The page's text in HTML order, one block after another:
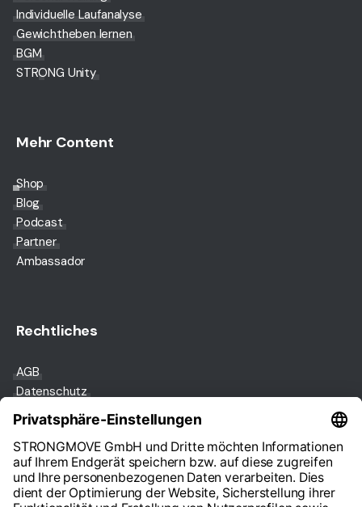
Individuelle Laufanalyse
Gewichtheben lernen
BGM
STRONG Unity
Mehr Content
Shop
Blog
Podcast
Partner
Ambassador
Rechtliches
AGB
Datenschutz
Impressum